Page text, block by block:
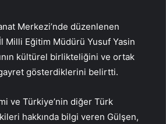
Merkezi’nde düzenlenen
Milli Eğitim Müdürü Yusuf Yasin
kültürel birlikteliğini ve ortak
gayret gösterdiklerini belirtti.
ve Türkiye’nin diğer Türk
hakkında bilgi veren Gülşen,